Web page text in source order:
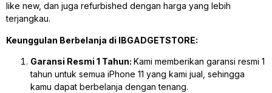
like new, dan juga refurbished dengan harga yang lebih
terjangkau.
Keunggulan Berbelanja di IBGADGETSTORE:
Garansi Resmi 1 Tahun: Kami memberikan garansi resmi 1
tahun untuk semua iPhone 11 yang kami jual, sehingga
kamu dapat berbelanja dengan tenang.